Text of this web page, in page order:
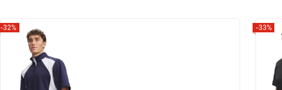
-32% -33%